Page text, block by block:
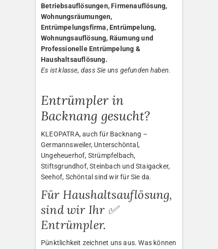
Betriebsauflösungen, Firmenauflösung,
Wohnungsräumungen,
Entrümpelungsfirma, Entrümpelung,
Wohnungsauflösung, Räumung und
Professionelle Entrümpelung &
Haushaltsauflösung.
Es ist klasse, dass Sie uns gefunden haben.
Entrümpler in
Backnang gesucht?
KLEOPATRA, auch für Backnang –
Germannsweiler, Unterschöntal,
Ungeheuerhof, Strümpfelbach,
Stiftsgrundhof, Steinbach und Staigacker,
Seehof, Schöntal sind wir für Sie da.
Für Haushaltsauflösung,
sind wir Ihr ✅
Entrümpler.
Pünktlichkeit zeichnet uns aus. Was können